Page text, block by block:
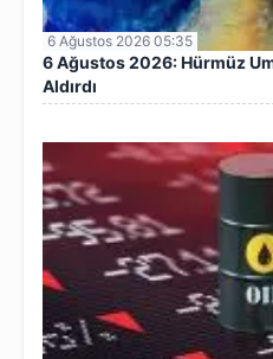
6 Ağustos 2026 05:35
6 Ağustos 2026: Hürmüz
Aldırdı